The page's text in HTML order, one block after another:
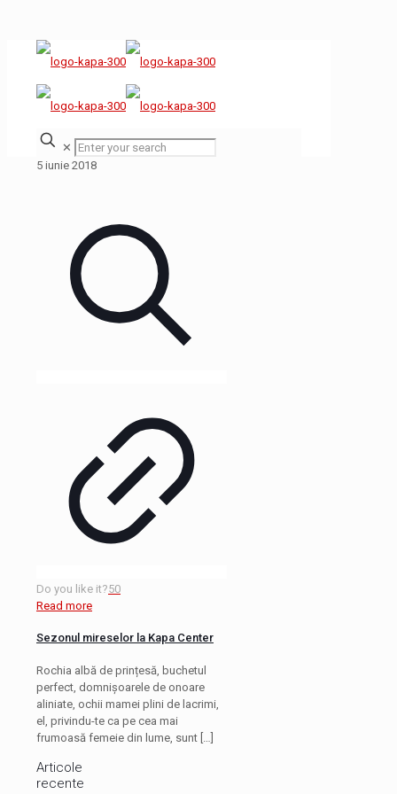
✕
5 iunie 2018
Do you like it?50
Read more
Sezonul mireselor la Kapa Center
Rochia albă de prințesă, buchetul
perfect, domnișoarele de onoare
aliniate, ochii mamei plini de lacrimi,
el, privindu-te ca pe cea mai
frumoasă femeie din lume, sunt […]
Articole
recente